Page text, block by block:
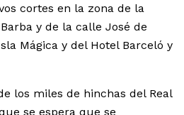
cortes en la zona de la
y de la calle José de
Mágica y del Hotel Barceló y
los miles de hinchas del Real
se espera que se